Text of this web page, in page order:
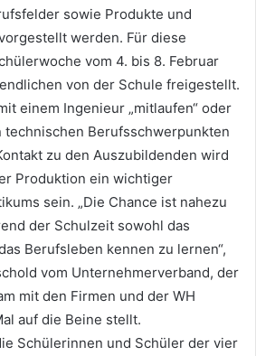
sowie Produkte und
werden. Für diese
vom 4. bis 8. Februar
von der Schule freigestellt.
einem Ingenieur „mitlaufen“ oder
technischen Berufsschwerpunkten
zu den Auszubildenden wird
Produktion ein wichtiger
sein. „Die Chance ist nahezu
der Schulzeit sowohl das
Berufsleben kennen zu lernen“,
vom Unternehmerverband, der
mit den Firmen und der WH
auf die Beine stellt.
Schülerinnen und Schüler der vier